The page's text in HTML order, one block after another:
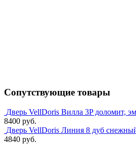
Сопутствующие товары
Дверь VellDoris Вилла 3P доломит,
8400 руб.
Дверь VellDoris Линия 8 дуб
4840 руб.